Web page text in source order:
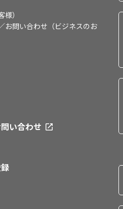
）
お問い合わせ（ビジネスのお
い合わせ